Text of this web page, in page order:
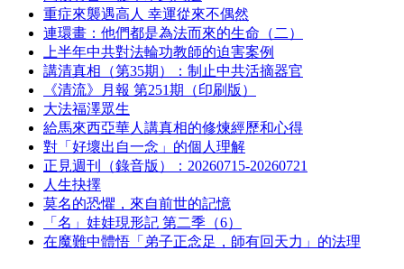
重症來襲遇高人 幸運從來不偶然
連環畫：他們都是為法而來的生命（二）
上半年中共對法輪功教師的迫害案例
講清真相（第35期）：制止中共活摘器官
《清流》月報 第251期（印刷版）
大法福澤眾生
給馬來西亞華人講真相的修煉經歷和心得
對「好壞出自一念」的個人理解
正見週刊（錄音版）：20260715-20260721
人生抉擇
莫名的恐懼，來自前世的記憶
「名」娃娃現形記 第二季（6）
在魔難中體悟「弟子正念足，師有回天力」的法理